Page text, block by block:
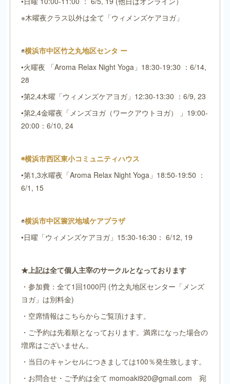
※木曜夜クラス以外は全て「ウィメンズケアヨガ」
◉横浜市中区竹之丸地区センタ ー
•火曜夜 「Aroma Relax Night Yoga」18:30-19:30 ：6/14,
28
•第2,4木曜「ウィメンズケアヨガ」12:30-13:30 ：6/9, 23
•第2,4金曜夜「メンズヨガ（ワークアウトヨガ） 」19:00-
20:00：6/10, 24
◉横浜市西区東小コミュニティハウス
•第1,3水曜夜「Aroma Relax Night Yoga」18:50-19:50 ：
6/1, 15
◉横浜市中区簑沢地域ケアプラザ
•日曜「ウィメンズケアヨガ」15:30-16:30： 6/12, 19
★上記は全て個人主宰のサークルとなっております
・参加費：全て1回1000円 (竹之丸地区センター「メンズ
ヨガ」は別料金)
・空席情報はこちらからご覧頂けます。
・ご予約は先着順となっております。満席になった場合の
増席はございません。
・当日のキャンセルにつきましては100％発生致します。
・お問合せ・ご予約は全て momoaki920@gmail.com 宛